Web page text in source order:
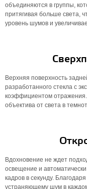
объединяются в группы,
притягивая больше света,
уровень шумов и
Верхняя поверхность
разработанного стекла с
коэффициентом отражения.
объектива от света в
Вдохновение не ждет
освещение и
кадров в секунду.
устраняющему шум в